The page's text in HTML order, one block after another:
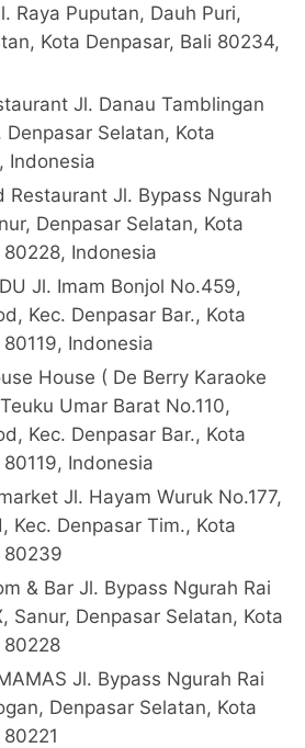
Raya Puputan, Dauh Puri,
Kota Denpasar, Bali 80234,
Jl. Danau Tamblingan
Denpasar Selatan, Kota
Indonesia
Restaurant Jl. Bypass Ngurah
Denpasar Selatan, Kota
80228, Indonesia
Jl. Imam Bonjol No.459,
Kec. Denpasar Bar., Kota
Indonesia
House ( De Berry Karaoke
Umar Barat No.110,
Kec. Denpasar Bar., Kota
Indonesia
Jl. Hayam Wuruk No.177,
Kec. Denpasar Tim., Kota
80239
& Bar Jl. Bypass Ngurah Rai
Sanur, Denpasar Selatan, Kota
80228
Jl. Bypass Ngurah Rai
Denpasar Selatan, Kota